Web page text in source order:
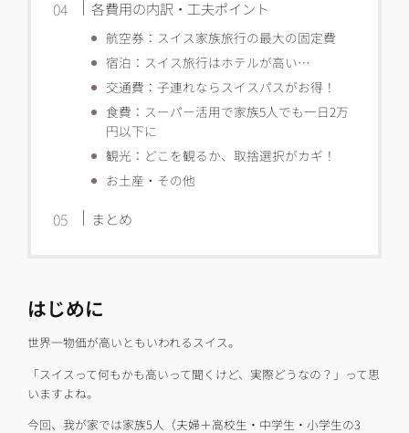
各費用の内訳・工夫ポイント
航空券：スイス家族旅行の最大の固定費
宿泊：スイス旅行はホテルが高い…
交通費：子連れならスイスパスがお得！
食費：スーパー活用で家族5人でも一日2万
円以下に
観光：どこを観るか、取捨選択がカギ！
お土産・その他
まとめ
はじめに
世界一物価が高いともいわれるスイス。
「スイスって何もかも高いって聞くけど、実際どうなの？」って思
いますよね。
今回、我が家では家族5人（夫婦＋高校生・中学生・小学生の3